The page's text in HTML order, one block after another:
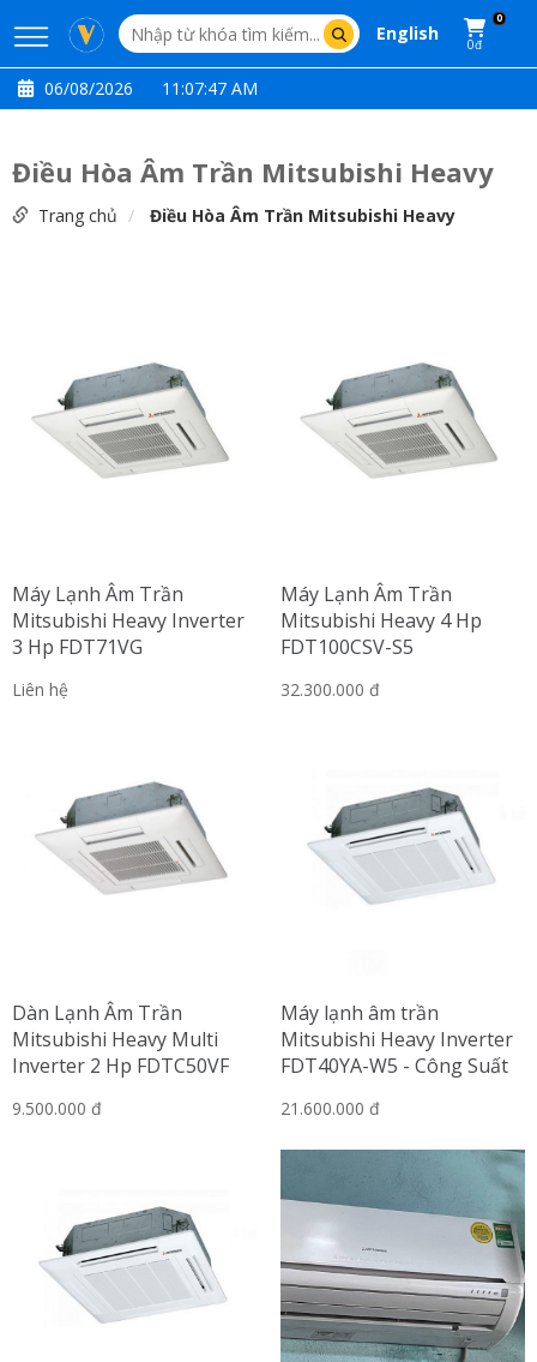
English
0
0đ
06/08/2026 11:07:48 AM
Điều Hòa Âm Trần Mitsubishi Heavy
Trang chủ Điều Hòa Âm Trần Mitsubishi Heavy
Máy Lạnh Âm Trần
Mitsubishi Heavy Inverter
3 Hp FDT71VG
Liên hệ
Máy Lạnh Âm Trần
Mitsubishi Heavy 4 Hp
FDT100CSV-S5
32.300.000 đ
Dàn Lạnh Âm Trần
Mitsubishi Heavy Multi
Inverter 2 Hp FDTC50VF
9.500.000 đ
Máy lạnh âm trần
Mitsubishi Heavy Inverter
FDT40YA-W5 - Công Suất
21.600.000 đ